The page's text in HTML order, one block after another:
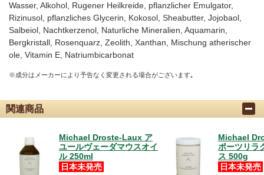
Wasser, Alkohol, Rugener Heilkreide, pflanzlicher Emulgator,
Rizinusol, pflanzliches Glycerin, Kokosol, Sheabutter, Jojobaol,
Salbeiol, Nachtkerzenol, Naturliche Mineralien, Aquamarin,
Bergkristall, Rosenquarz, Zeolith, Xanthan, Mischung atherischer
ole, Vitamin E, Natriumbicarbonat
※成分はメーカーにより予告なく変更される場合がございます｡
関連商品
Michael Droste-Laux ア
ユールヴェーダマウスオイ
ル 250ml
日本未発売
Michael
ポーツリラ
ス 500g
日本未発売